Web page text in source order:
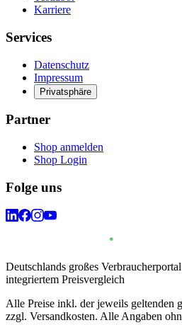
Karriere
Services
Datenschutz
Impressum
Privatsphäre
Partner
Shop anmelden
Shop Login
Folge uns
Deutschlands großes
integriertem Preisvergleich
Alle Preise inkl. der jeweils geltenden
zzgl. Versandkosten. Alle Angaben